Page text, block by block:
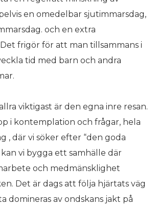
en omedelbar sjutimmarsdag,
och en extra
frigör för att man tillsammans i
tid med barn och andra
viktigast är den egna inre resan.
i kontemplation och frågar, hela
, där vi söker efter “den goda
kan vi bygga ett samhälle där
och medmänsklighet
Det är dags att följa hjärtats väg
domineras av ondskans jakt på